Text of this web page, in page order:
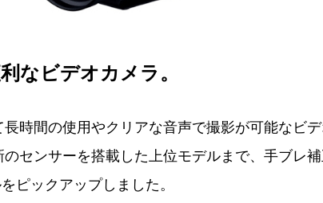
なビデオカメラ。
時間の使用やクリアな音声で撮影が可能なビデ
センサーを搭載した上位モデルまで、手ブレ
ピックアップしました。